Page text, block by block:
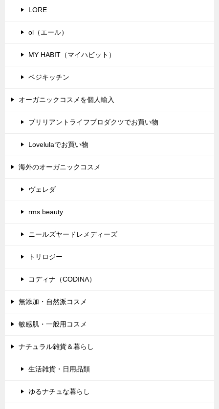
LORE
ol（エール）
MY HABIT（マイハビット）
ベジキッチン
オーガニックコスメを個人輸入
ブリリアントライフプロダクツでお買い物
Lovelulaでお買い物
海外のオーガニックコスメ
ヴェレダ
rms beauty
ニールズヤードレメディーズ
トリロジー
コディナ（CODINA）
無添加・自然派コスメ
敏感肌・一般用コスメ
ナチュラル雑貨＆暮らし
生活雑貨・日用品類
ゆるナチュな暮らし